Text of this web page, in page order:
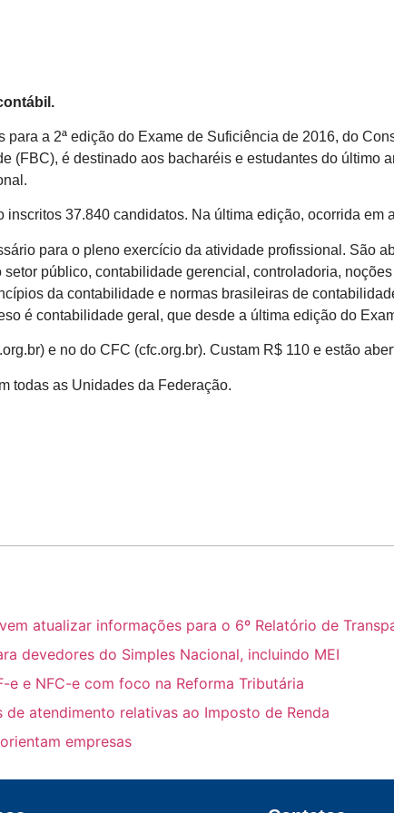
a 2ª edição do Exame de Suficiência de 2016, do
(FBC), é destinado aos bacharéis e estudantes do último
37.840 candidatos. Na última edição, ocorrida em
para o pleno exercício da atividade profissional. São
público, contabilidade gerencial, controladoria,
da contabilidade e normas brasileiras de
é contabilidade geral, que desde a última edição do
e no do CFC (cfc.org.br). Custam R$ 110 e estão
todas as Unidades da Federação.
atualizar informações para o 6º Relatório de
devedores do Simples Nacional, incluindo MEI
e e NFC-e com foco na Reforma Tributária
atendimento relativas ao Imposto de Renda
empresas